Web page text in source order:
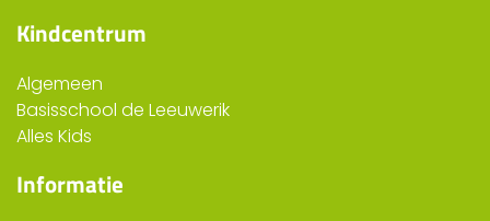
Kindcentrum
Algemeen
Basisschool de Leeuwerik
Alles Kids
Informatie